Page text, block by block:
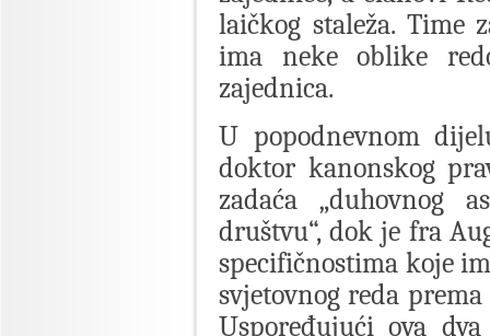
laičkog staleža. Time
ima neke oblike
zajednica.
U popodnevnom
doktor kanonskog
zadaća „duhovnog
društvu“, dok je fra
specifičnostima koje
svjetovnog reda prema
Uspoređujući ova